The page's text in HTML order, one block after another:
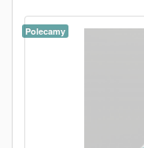
Polecamy